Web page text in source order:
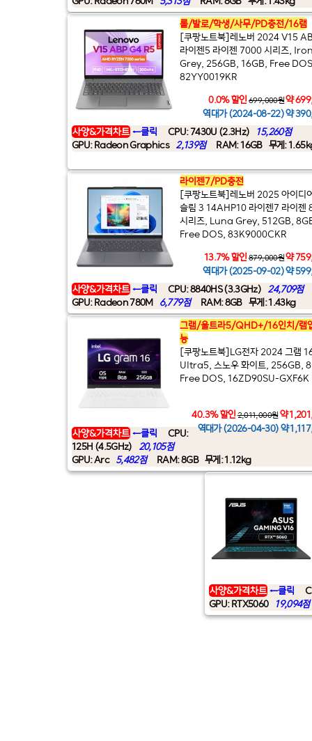
롤/발로/학생/사무/PD충전/16램
[쿠팡노트북]레노버 2024 V15
라이젠5 라이젠 7000 시리즈,
Grey, 256GB, 16GB, Free
82YY0019KR
0.0% 할인 699,000원약
역대가 (2024-08-22) 약
사양&가격차트 ←클릭 CPU: 7430U (2.3Hz)
15,260점
GPU: Radeon Graphics 2,139점 RAM: 16GB 무게:
라이젠7/PD충전
[쿠팡노트북]레노버 2025 아이디
슬림 3 14AHP10 라이젠7 라이젠
시리즈, Luna Grey, 512GB,
Free DOS, 83K9000CKR
13.7% 할인 879,000원약
역대가 (2025-09-02) 약
사양&가격차트 ←클릭 CPU: 8840HS (3.3GHz) 24,709점
GPU: Radeon 780M 6,779점 RAM: 8GB 무게: 1.43kg
그램/울트라5/QHD+/16인치/램
능
[쿠팡노트북]LG전자 2024 그램
Ultra5, 스노우 화이트, 256GB,
Free DOS, 16ZD90SU-GXF6K
40.3% 할인2,011,000원약
역대가 (2026-04-30) 약
사양&가격차트 ←클릭 CPU:
125H (4.5GHz)
20,105점
GPU: Arc 5,482점 RAM: 8GB 무게: 1.12kg
사양&가격차트 ←클릭
GPU: RTX5060
19,094점